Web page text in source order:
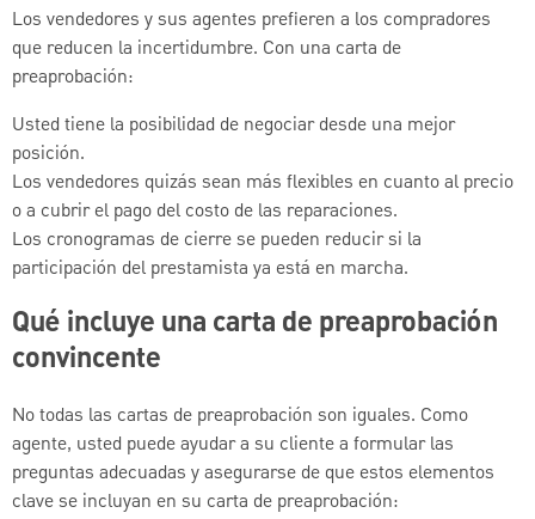
Los vendedores y sus agentes prefieren a los compradores
que reducen la incertidumbre. Con una carta de
preaprobación:
Usted tiene la posibilidad de negociar desde una mejor
posición.
Los vendedores quizás sean más flexibles en cuanto al precio
o a cubrir el pago del costo de las reparaciones.
Los cronogramas de cierre se pueden reducir si la
participación del prestamista ya está en marcha.
Qué incluye una carta de preaprobación
convincente
No todas las cartas de preaprobación son iguales. Como
agente, usted puede ayudar a su cliente a formular las
preguntas adecuadas y asegurarse de que estos elementos
clave se incluyan en su carta de preaprobación: